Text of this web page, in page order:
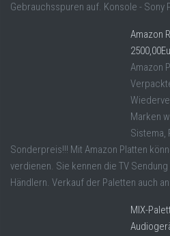
Gebrauchsspuren auf. Konsole - Sony
Amazon
Amazon
Marken
Sistema,
Sonderpreis!!! Mit Amazon Platten
verdienen. Sie kennen die TV Sendung
Händlern. Verkauf der Paletten auch
MIX-